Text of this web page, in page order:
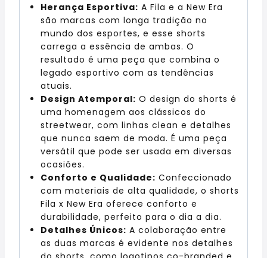
Herança Esportiva: A Fila e a New Era
são marcas com longa tradição no
mundo dos esportes, e esse shorts
carrega a essência de ambas. O
resultado é uma peça que combina o
legado esportivo com as tendências
atuais.
Design Atemporal: O design do shorts é
uma homenagem aos clássicos do
streetwear, com linhas clean e detalhes
que nunca saem de moda. É uma peça
versátil que pode ser usada em diversas
ocasiões.
Conforto e Qualidade: Confeccionado
com materiais de alta qualidade, o shorts
Fila x New Era oferece conforto e
durabilidade, perfeito para o dia a dia.
Detalhes Únicos: A colaboração entre
as duas marcas é evidente nos detalhes